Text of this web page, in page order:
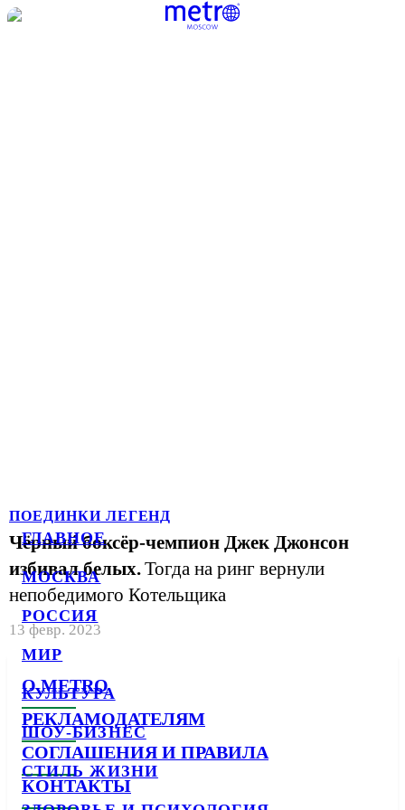
ГЛАВНОЕ
МОСКВА
РОССИЯ
МИР
КУЛЬТУРА
ШОУ-БИЗНЕС
СТИЛЬ ЖИЗНИ
ПОЕДИНКИ ЛЕГЕНД
Чёрный боксёр-чемпион Джек Джонсон
избивал белых.Тогда на ринг вернули
непобедимого Котельщика
13 февр. 2023
О METRO
РЕКЛАМОДАТЕЛЯМ
СОГЛАШЕНИЯ И ПРАВИЛА
КОНТАКТЫ